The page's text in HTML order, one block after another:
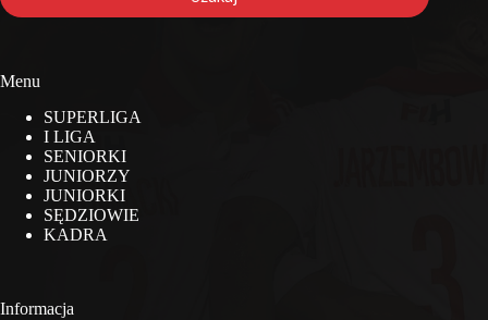
Menu
SUPERLIGA
I LIGA
SENIORKI
JUNIORZY
JUNIORKI
SĘDZIOWIE
KADRA
Informacja